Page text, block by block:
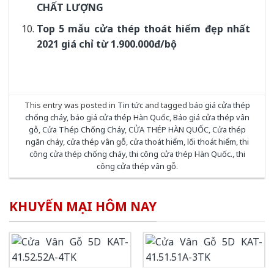
CHẤT LƯỢNG
Top 5 mẫu cửa thép thoát hiểm đẹp nhất
2021 giá chỉ từ 1.900.000đ/bộ
This entry was posted in Tin tứcand tagged báo giá cửa thép
chống cháy,báo giá cửa thép Hàn Quốc,Báo giá cửa thép vân
gỗ,Cửa Thép Chống Cháy,CỬA THÉP HÀN QUỐC,Cửa thép
ngăn cháy,cửa thép vân gỗ,cửa thoát hiểm,lối thoát hiểm,thi
công cửa thép chống cháy,thi công cửa thép Hàn Quốc.,thi
công cửa thép vân gỗ.
KHUYẾN MẠI HÔM NAY